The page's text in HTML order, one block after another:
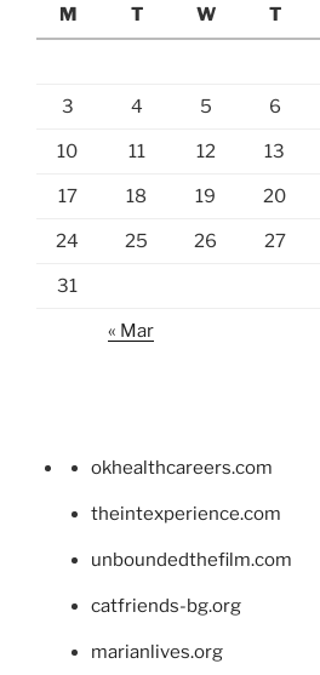
M T W T
3 4 5 6
10 11 12 13
17 18 19 20
24 25 26 27
31
« Mar
okhealthcareers.com
theintexperience.com
unboundedthefilm.com
catfriends-bg.org
marianlives.org